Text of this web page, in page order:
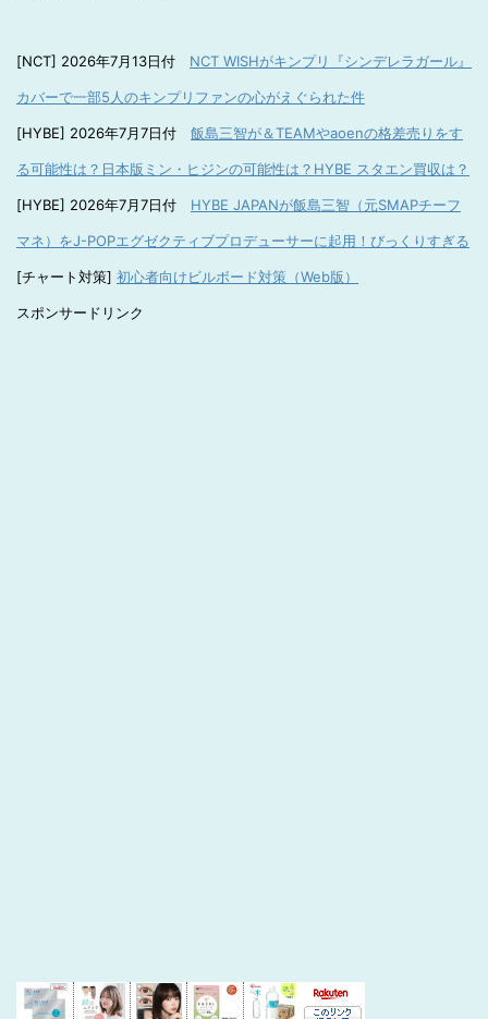
[NCT] 2026年7月13日付 NCT WISHがキンプリ『シンデレラガール』
カバーで一部5人のキンプリファンの心がえぐられた件
[HYBE] 2026年7月7日付 飯島三智が＆TEAMやaoenの格差売りをす
る可能性は？日本版ミン・ヒジンの可能性は？HYBE スタエン買収は？
[HYBE] 2026年7月7日付 HYBE JAPANが飯島三智（元SMAPチーフ
マネ）をJ-POPエグゼクティブプロデューサーに起用！びっくりすぎる
[チャート対策] 初心者向けビルボード対策（Web版）
スポンサードリンク